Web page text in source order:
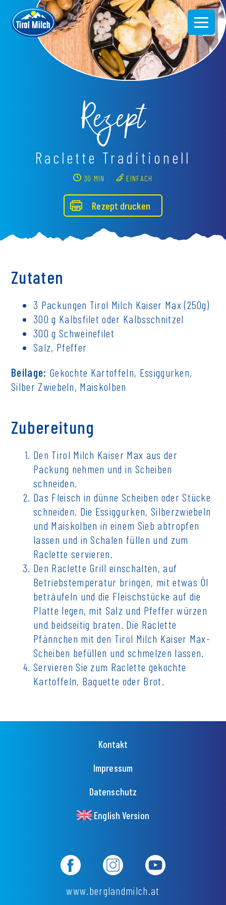
Direkt
zum
Inhalt
Rezept
Raclette Traditionell
30 MIN EINFACH
Rezept drucken
Zutaten
3 Packungen Tirol Milch Kaiser Max (250g)
300 g Kalbsfilet oder Kalbsschnitzel
300 g Schweinefilet
Salz, Pfeffer
Beilage: Gekochte Kartoffeln, Essiggurken,
Silber Zwiebeln, Maiskolben
Zubereitung
Den Tirol Milch Kaiser Max aus der
Packung nehmen und in Scheiben
schneiden.
Das Fleisch in dünne Scheiben oder Stücke
schneiden. Die Essiggurken, Silberzwiebeln
und Maiskolben in einem Sieb abtropfen
lassen und in Schalen füllen und zum
Raclette servieren.
Den Raclette Grill einschalten, auf
Betriebstemperatur bringen, mit etwas Öl
beträufeln und die Fleischstücke auf die
Platte legen, mit Salz und Pfeffer würzen
und beidseitig braten. Die Raclette
Pfännchen mit den Tirol Milch Kaiser Max-
Scheiben befüllen und schmelzen lassen.
Servieren Sie zum Raclette gekochte
Kartoffeln, Baguette oder Brot.
FußzeilenmenüKontakt
Impressum
Datenschutz
English Version
www.berglandmilch.at